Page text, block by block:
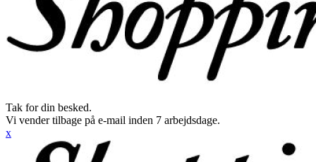
Tak for din besked.
Vi vender tilbage på e-mail inden 7 arbejdsdage.
x